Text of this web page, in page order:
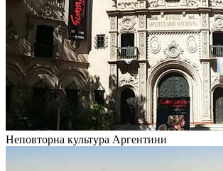
Неповторна культура Аргентини